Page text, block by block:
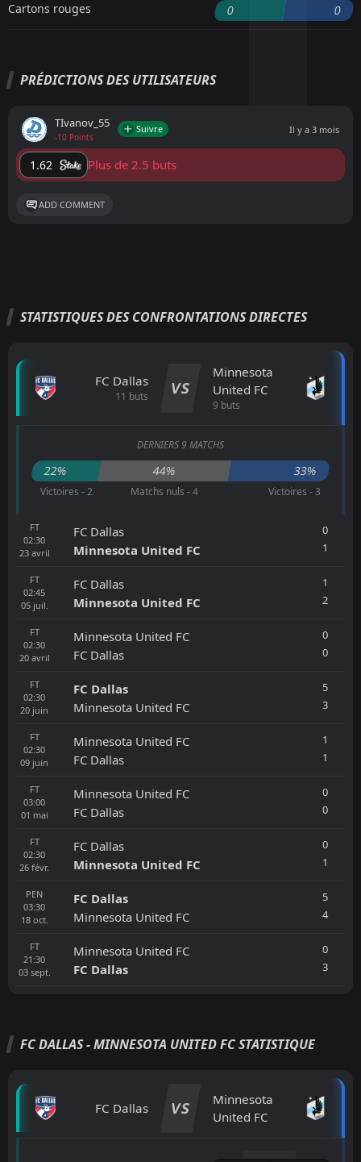
Cartons rouges 0 0
PRÉDICTIONS DES UTILISATEURS
ТIvanov_55
-10 Points
Suivre Il y a 3 mois
1.62 Plus de 2.5 buts
ADD COMMENT
STATISTIQUES DES CONFRONTATIONS DIRECTES
FC Dallas
11 buts VS
Minnesota
United FC
9 buts
DERNIERS 9 MATCHS
22% 44% 33%
Victoires - 2 Matchs nuls - 4 Victoires - 3
FT
02:30
23 avril
FC Dallas
Minnesota United FC
0
1
FT
02:45
05 juil.
FC Dallas
Minnesota United FC
1
2
FT
02:30
20 avril
Minnesota United FC
FC Dallas
0
0
FT
02:30
20 juin
FC Dallas
Minnesota United FC
5
3
FT
02:30
09 juin
Minnesota United FC
FC Dallas
1
1
FT
03:00
01 mai
Minnesota United FC
FC Dallas
0
0
FT
02:30
26 févr.
FC Dallas
Minnesota United FC
0
1
PEN
03:30
18 oct.
FC Dallas
Minnesota United FC
5
4
FT
21:30
03 sept.
Minnesota United FC
FC Dallas
0
3
FC DALLAS - MINNESOTA UNITED FC STATISTIQUE
FC Dallas VS
Minnesota
United FC